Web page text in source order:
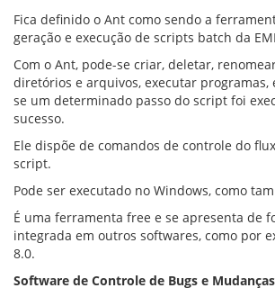
Fica definido o Ant como sendo a
geração e execução de scripts batch da
Com o Ant, pode-se criar, deletar,
diretórios e arquivos, executar programas,
se um determinado passo do script foi
sucesso.
Ele dispõe de comandos de controle do
script.
Pode ser executado no Windows, como
É uma ferramenta free e se apresenta de
integrada em outros softwares, como por
8.0.
Software de Controle de Bugs e Mudanças